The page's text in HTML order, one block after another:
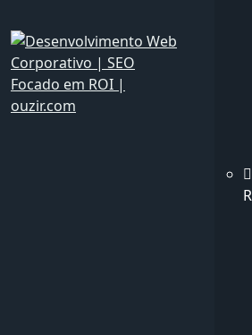
Privacidade
termos e Condições
Contato
Links Rápidos
Preencha o formulário abaixo e